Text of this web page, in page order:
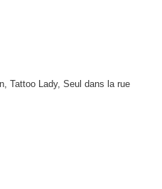
Tattoo Lady, Seul dans la rue